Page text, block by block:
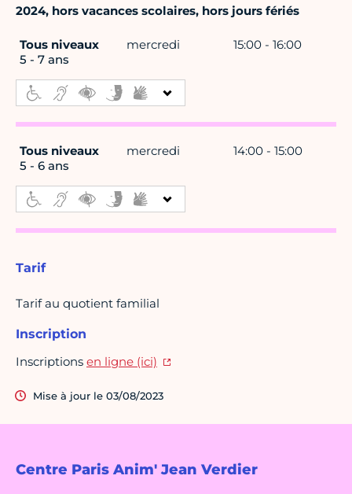
Centre Paris Anim' Jean Verdier
2024, hors vacances scolaires, hors jours fériés
Tous niveaux
5 - 7 ans
mercredi 15:00 - 16:00
Tous niveaux
5 - 6 ans
mercredi 14:00 - 15:00
Tarif
Tarif au quotient familial
Inscription
Inscriptions en ligne (ici)
Mise à jour le 03/08/2023